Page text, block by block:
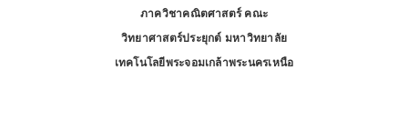
ภาควิชาคณิตศาสตร์ คณะ
วิทยาศาสตร์ประยุกต์ มหาวิทยาลัย
เทคโนโลยีพระจอมเกล้าพระนครเหนือ